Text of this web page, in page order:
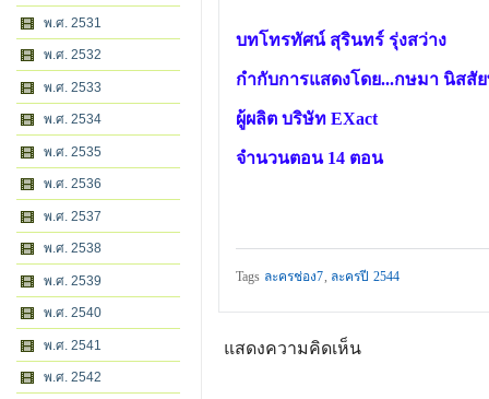
พ.ศ. 2531
พ.ศ. 2532
พ.ศ. 2533
พ.ศ. 2534
พ.ศ. 2535
พ.ศ. 2536
พ.ศ. 2537
พ.ศ. 2538
พ.ศ. 2539
พ.ศ. 2540
พ.ศ. 2541
พ.ศ. 2542
บทโทรทัศน์ สุรินทร์ รุ่งสว่าง
กำกับการแสดงโดย...กษมา นิสสั
ผู้ผลิต บริษัท EXact
จำนวนตอน 14 ตอน
Tags ละครช่อง7, ละครปี 2544
แสดงความคิดเห็น